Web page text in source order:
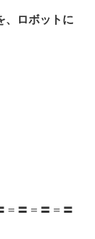
、ロボットに
＝〓＝〓＝〓